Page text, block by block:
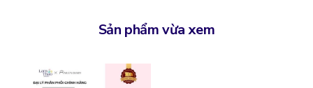
Thông số sản phẩm:
Sản phẩm vừa xem